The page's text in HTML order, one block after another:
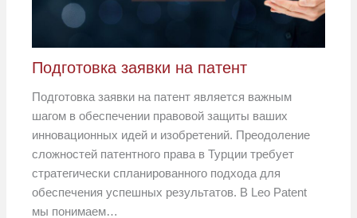
Подготовка заявки на патент
Подготовка заявки на патент является важным
шагом в обеспечении правовой защиты ваших
инновационных идей и изобретений. Преодоление
сложностей патентного права в Турции требует
стратегически спланированного подхода для
обеспечения успешных результатов. В Leo Patent
мы понимаем…